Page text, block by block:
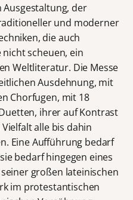
der
und moderner
die auch
scheuen, ein
Weltliteratur. Die Messe
Ausdehnung, mit
Chorfugen, mit 18
ihrer auf Kontrast
alle bis dahin
Eine Aufführung bedarf
bedarf hingegen eines
großen lateinischen
im protestantischen